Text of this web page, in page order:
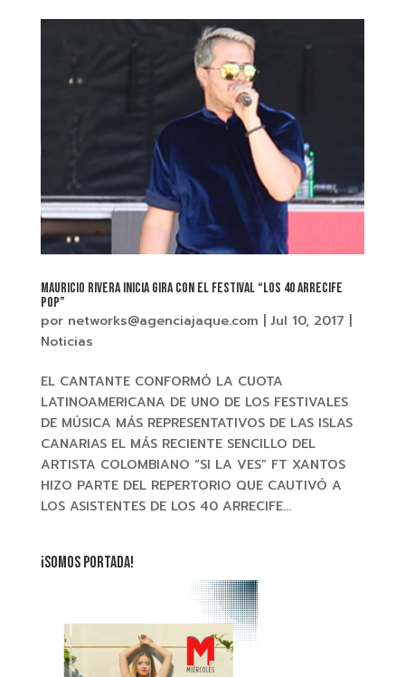
MAURICIO RIVERA inicia gira con el festival “LOS 40 ARRECIFE
POP”
por networks@agenciajaque.com Jul 10, 2017
Noticias
EL CANTANTE CONFORMÓ LA CUOTA
LATINOAMERICANA DE UNO DE LOS FESTIVALES
DE MÚSICA MÁS REPRESENTATIVOS DE LAS ISLAS
CANARIAS EL MÁS RECIENTE SENCILLO DEL
ARTISTA COLOMBIANO “SI LA VES” FT XANTOS
HIZO PARTE DEL REPERTORIO QUE CAUTIVÓ A
LOS ASISTENTES DE LOS 40 ARRECIFE...
¡SOMOS PORTADA!